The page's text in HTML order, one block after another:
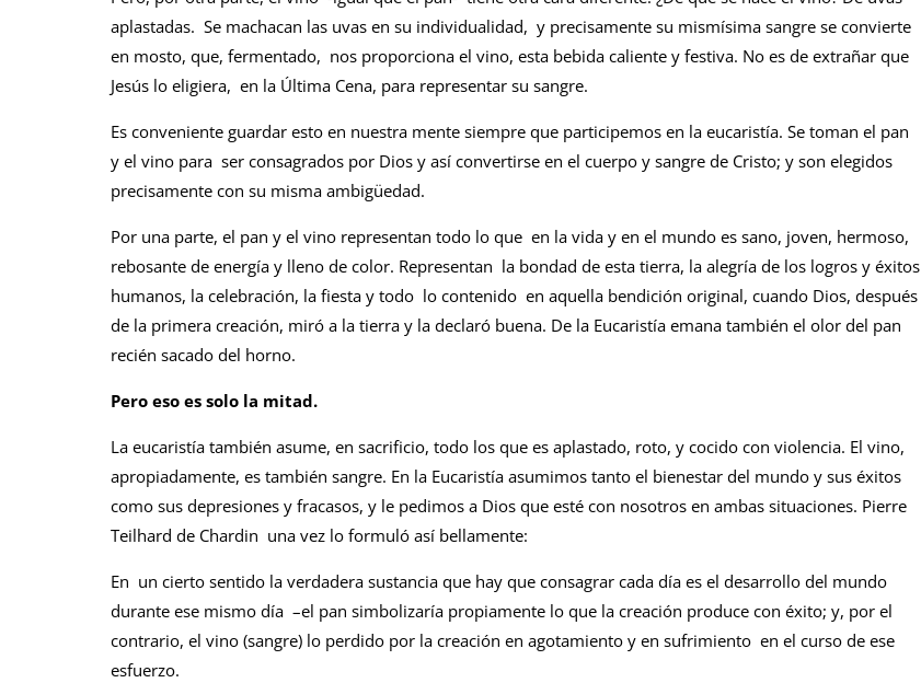
aplastadas. Se machacan las uvas en su individualidad, y precisamente su mismísima sangre se convierte
en mosto, que, fermentado, nos proporciona el vino, esta bebida caliente y festiva. No es de extrañar que
Jesús lo eligiera, en la Última Cena, para representar su sangre.
Es conveniente guardar esto en nuestra mente siempre que participemos en la eucaristía. Se toman el pan
y el vino para ser consagrados por Dios y así convertirse en el cuerpo y sangre de Cristo; y son elegidos
precisamente con su misma ambigüedad.
Por una parte, el pan y el vino representan todo lo que en la vida y en el mundo es sano, joven, hermoso,
rebosante de energía y lleno de color. Representan la bondad de esta tierra, la alegría de los logros y éxitos
humanos, la celebración, la fiesta y todo lo contenido en aquella bendición original, cuando Dios, después
de la primera creación, miró a la tierra y la declaró buena. De la Eucaristía emana también el olor del pan
recién sacado del horno.
Pero eso es solo la mitad.
La eucaristía también asume, en sacrificio, todo los que es aplastado, roto, y cocido con violencia. El vino,
apropiadamente, es también sangre. En la Eucaristía asumimos tanto el bienestar del mundo y sus éxitos
como sus depresiones y fracasos, y le pedimos a Dios que esté con nosotros en ambas situaciones. Pierre
Teilhard de Chardin una vez lo formuló así bellamente:
En un cierto sentido la verdadera sustancia que hay que consagrar cada día es el desarrollo del mundo
durante ese mismo día –el pan simbolizaría propiamente lo que la creación produce con éxito; y, por el
contrario, el vino (sangre) lo perdido por la creación en agotamiento y en sufrimiento en el curso de ese
esfuerzo.